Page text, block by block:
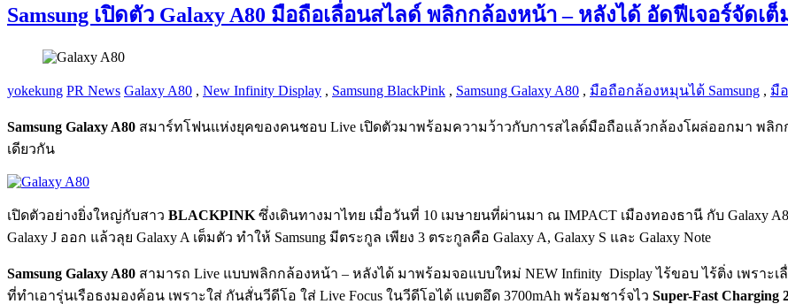
Samsung เปิดตัว Galaxy A80 มือถือเลื่อนสไลด์ พลิกกล้องหน้า – หลังได้ อัดฟีเจอร์จัดเ
yokekung PR News Galaxy A80 , New Infinity Display , Samsung BlackPink , Samsung Galaxy A80 , มือถือกล้องหมุนได้ Samsung , มื
Samsung Galaxy A80 สมาร์ทโฟนแห่งยุคของคนชอบ Live เปิดตัวมาพร้อมความว้าวกับการสไลด์มือถือแล้วกล้องโผล่ออกมา พลิ
เดียวกัน
เปิดตัวอย่างยิ่งใหญ่กับสาว BLACKPINK ซึ่งเดินทางมาไทย เมื่อวันที่ 10 เมษายนที่ผ่านมา ณ IMPACT เมืองทองธานี กับ Galaxy
Galaxy J ออก แล้วลุย Galaxy A เต็มตัว ทำให้ Samsung มีตระกูล เพียง 3 ตระกูลคือ Galaxy A, Galaxy S และ Galaxy Note
Samsung Galaxy A80 สามารถ Live แบบพลิกกล้องหน้า – หลังได้ มาพร้อมจอแบบใหม่ NEW Infinity Display ไร้ขอบ ไร้ติ่ง เพราะเ
ที่ทำเอารุ่นเรือธงมองค้อน เพราะใส่ กันสั่นวีดีโอ ใส่ Live Focus ในวีดีโอได้ แบตอึด 3700mAh พร้อมชาร์จไว Super-Fast Charging